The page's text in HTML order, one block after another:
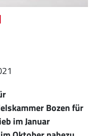
Bozen für
im Januar